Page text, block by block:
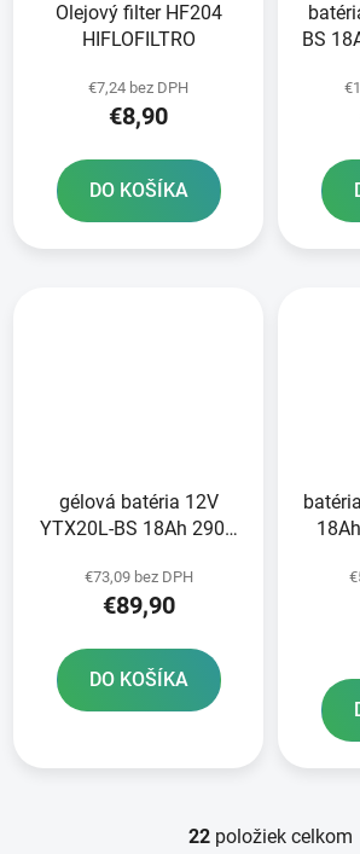
Olejový filter HF204
HIFLOFILTRO
€7,24 bez DPH
€8,90
DO KOŠÍKA
BS
gélová batéria 12V
YTX20L-BS 18Ah 290A
175x87x155
€73,09 bez DPH
€89,90
DO KOŠÍKA
O
22 položiek celkom